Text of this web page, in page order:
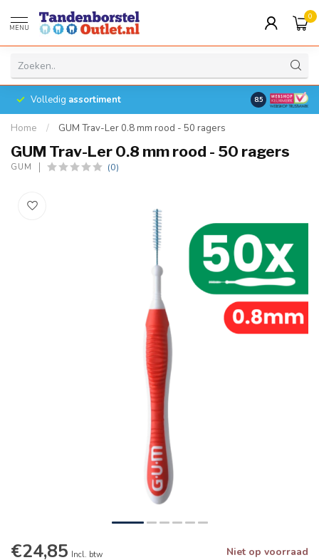
MENU
0
Volledig assortiment 8.5
Home / GUM Trav-Ler 0.8 mm rood - 50 ragers
GUM Trav-Ler 0.8 mm rood - 50 ragers
GUM (0)
€24,85 Incl. btw Niet op voorraad